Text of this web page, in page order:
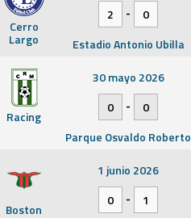
Cerro
Largo
2
-
0
Estadio Antonio Ubilla
Racing
30 mayo 2026
0
-
0
Parque Osvaldo Roberto
Boston
1 junio 2026
0
-
1